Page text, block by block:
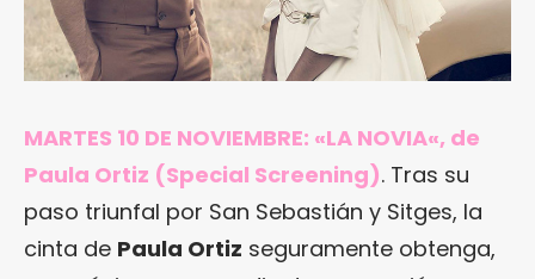
MARTES 10 DE NOVIEMBRE: «LA NOVIA«, de
Paula Ortiz (Special Screening). Tras su
paso triunfal por San Sebastián y Sitges, la
cinta de Paula Ortiz seguramente obtenga,